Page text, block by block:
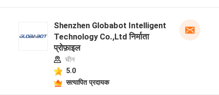
Shenzhen Globabot Intelligent
Technology Co.,Ltd निर्माता
प्रोफ़ाइल
चीन
5.0
सत्यापित प्रदायक